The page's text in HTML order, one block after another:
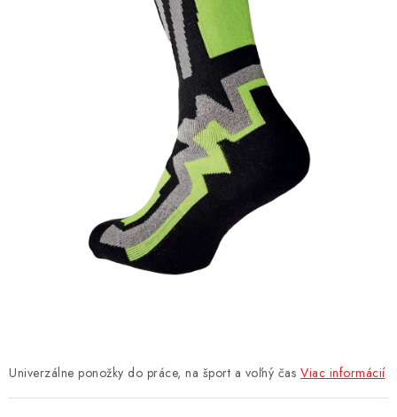
Chránená dielňa
Pre firmy
Doprava, platba a zľavy
Potlač lôg
Kto sme
Reklamačný poriadok
Formulár na vrátenie tovaru /odstúpenie od zmluvy
Obchodné podmienky
Zásady ochrany osobných údajov
Pravidlá a nastavenia cookies
Moja objednávka
Univerzálne ponožky do práce, na šport a voľný čas Viac informácií